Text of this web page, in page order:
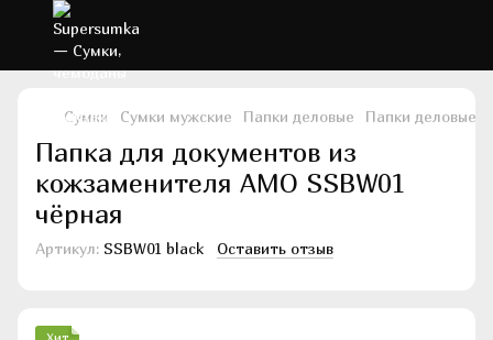
Сумки Сумки мужские Папки деловые Папки деловые
Папка для документов из
кожзаменителя AMO SSBW01
чёрная
Артикул: SSBW01 black Оставить отзыв